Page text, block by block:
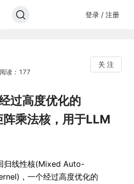
登录 / 注册
阅读：177
关 注
过高度优化的
乘法核，用于LLM
线性核(Mixed Auto-
，一个经过高度优化的